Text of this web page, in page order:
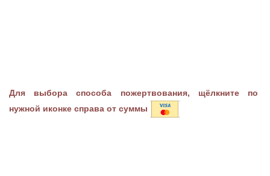
Для выбора способа пожертвования, щёлкните по
нужной иконке справа от суммы